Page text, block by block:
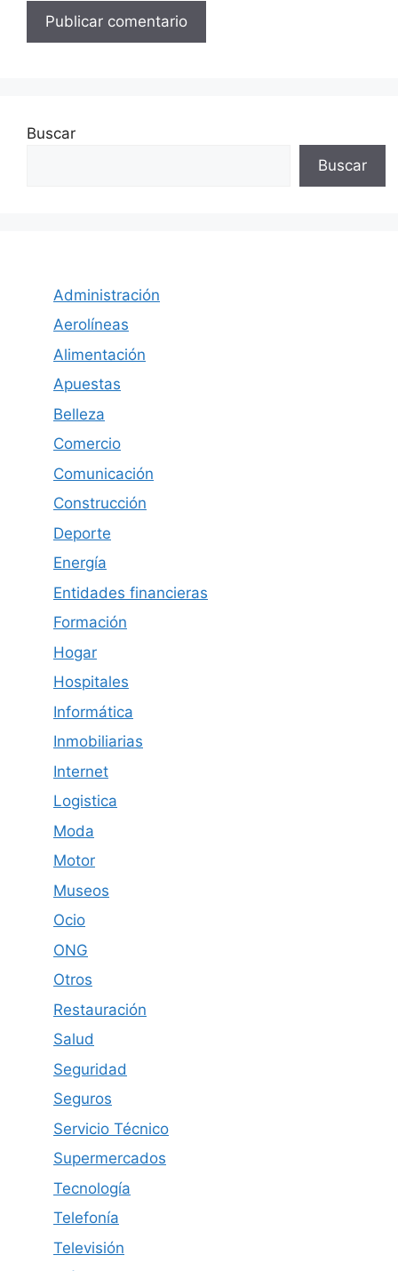
Buscar
Buscar
Administración
Aerolíneas
Alimentación
Apuestas
Belleza
Comercio
Comunicación
Construcción
Deporte
Energía
Entidades financieras
Formación
Hogar
Hospitales
Informática
Inmobiliarias
Internet
Logistica
Moda
Motor
Museos
Ocio
ONG
Otros
Restauración
Salud
Seguridad
Seguros
Servicio Técnico
Supermercados
Tecnología
Telefonía
Televisión